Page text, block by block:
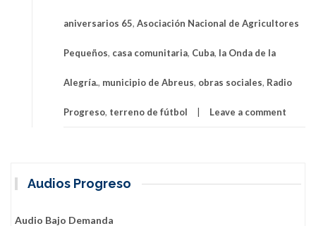
aniversarios 65, Asociación Nacional de Agricultores
Pequeños, casa comunitaria, Cuba, la Onda de la
Alegría., municipio de Abreus, obras sociales, Radio
Progreso, terreno de fútbol Leave a comment
Audios Progreso
Audio Bajo Demanda